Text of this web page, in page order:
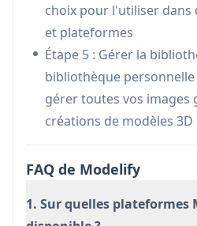
Cas d'utilisation de
Création d'art
convertir leurs œuvres
pour une visualisation
créatifs
prototypes 3D à partir
2D pour le
choix pour l'utiliser dans
et plateformes
Étape 5 : Gérer la
bibliothèque
gérer toutes vos images
créations de modèles 3D
FAQ de Modelify
1. Sur quelles plateformes